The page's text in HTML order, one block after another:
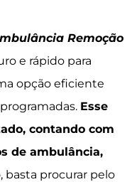
Remoção
e rápido para
opção eficiente
Esse
contando com
de ambulância,
basta procurar pelo